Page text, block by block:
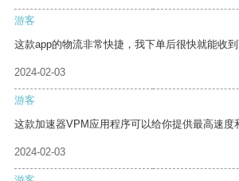
游客
这款app的物流非常快捷，我下单后很快就能收到
2024-02-03
游客
这款加速器VPM应用程序可以给你提供最高速度
2024-02-03